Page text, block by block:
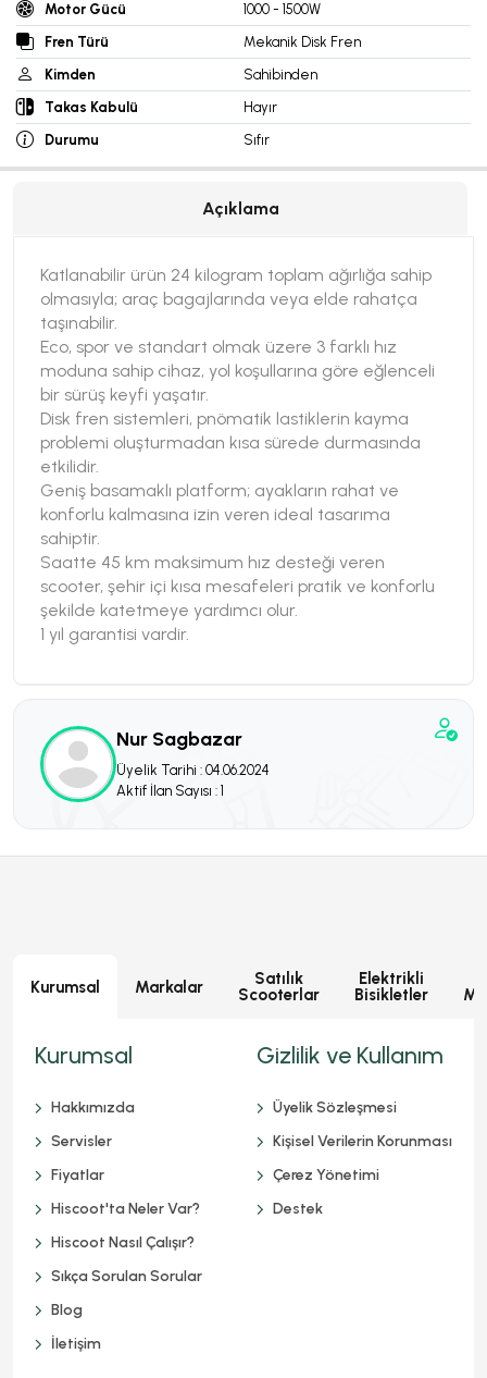
Motor Gücü
1000 - 1500W
Fren Türü
Mekanik Disk Fren
Kimden
Sahibinden
Takas Kabulü
Hayır
Durumu
Sıfır
Nur Sagbazar
Üyelik Tarihi : 04.06.2024
Aktif İlan Sayısı : 1
Açıklama
Katlanabilir ürün 24 kilogram toplam ağırlığa sahip
olmasıyla; araç bagajlarında veya elde rahatça
taşınabilir.
Eco, spor ve standart olmak üzere 3 farklı hız
moduna sahip cihaz, yol koşullarına göre eğlenceli
bir sürüş keyfi yaşatır.
Disk fren sistemleri, pnömatik lastiklerin kayma
problemi oluşturmadan kısa sürede durmasında
etkilidir.
Geniş basamaklı platform; ayakların rahat ve
konforlu kalmasına izin veren ideal tasarıma
sahiptir.
Saatte 45 km maksimum hız desteği veren
scooter, şehir içi kısa mesafeleri pratik ve konforlu
şekilde katetmeye yardımcı olur.
1 yıl garantisi vardir.
Kurumsal Markalar
Satılık
Scooterlar
Elektrikli
Bisikletler
Kurumsal
Hakkımızda
Servisler
Fiyatlar
Hiscoot'ta Neler Var?
Hiscoot Nasıl Çalışır?
Sıkça Sorulan Sorular
Blog
İletişim
Gizlilik ve Kullanım
Üyelik Sözleşmesi
Kişisel Verilerin Korunması
Çerez Yönetimi
Destek